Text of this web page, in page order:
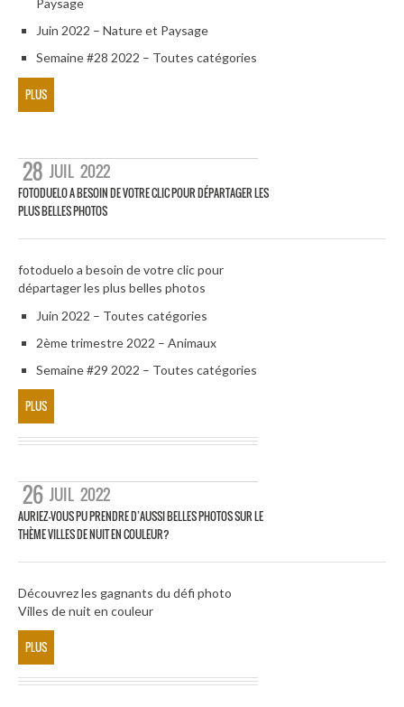
Paysage
Juin 2022 – Nature et Paysage
Semaine #28 2022 – Toutes catégories
PLUS
28 JUIL 2022
FOTODUELO A BESOIN DE VOTRE CLIC POUR DÉPARTAGER LES
PLUS BELLES PHOTOS
fotoduelo a besoin de votre clic pour
départager les plus belles photos
Juin 2022 – Toutes catégories
2ème trimestre 2022 – Animaux
Semaine #29 2022 – Toutes catégories
PLUS
26 JUIL 2022
AURIEZ-VOUS PU PRENDRE D’AUSSI BELLES PHOTOS SUR LE
THÈME VILLES DE NUIT EN COULEUR?
Découvrez les gagnants du défi photo
Villes de nuit en couleur
PLUS